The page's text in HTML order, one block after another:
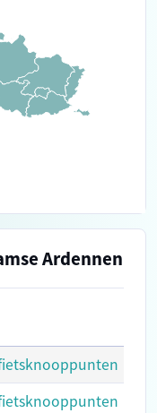
Ardennen